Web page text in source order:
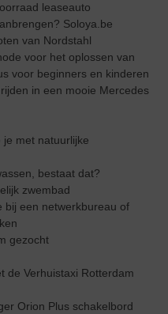
leaseauto
Soloya.be
van Nordstahl
voor het oplossen van
voor beginners en kinderen
in een mooie Mercedes
je met natuurlijke
bestaat dat?
zwembad
bij een netwerkbureau of
gezocht
de Verhuistaxi Rotterdam
Orion Plus schakelbord